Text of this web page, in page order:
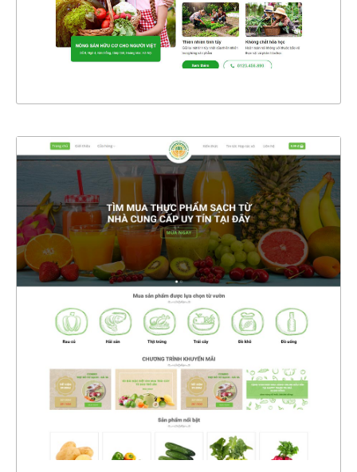
CHI TIẾT
XEM THỰC TẾ
47221
CHI TIẾT
XEM THỰC TẾ